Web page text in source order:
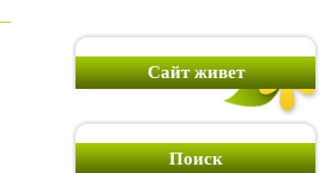
Сайт живет
Поиск